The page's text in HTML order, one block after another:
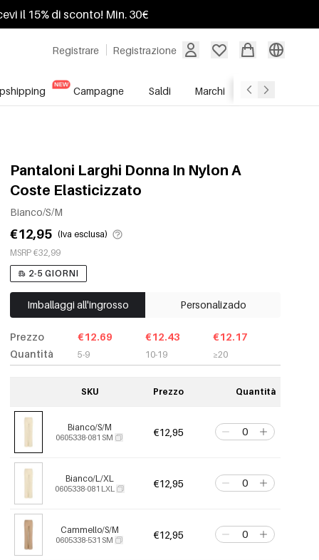
il 15% di sconto! Min. 30€
Registrare Registrazione
Campagne Saldi Marchi Servizio
Pantaloni Larghi Donna In Nylon A
Coste Elasticizzato
Bianco/S/M
€12,95 (Iva esclusa)
MSRP €32,99
2-5 GIORNI
Imballaggi all'ingrosso Personalizado
Prezzo
Quantità
€12.69
5-9
€12.43
10-19
€12.17
≥20
SKU Prezzo Quantità
Bianco/S/M
0605338-081 SM €12,95
Bianco/L/XL
0605338-081 LXL €12,95
Cammello/S/M
0605338-531 SM €12,95